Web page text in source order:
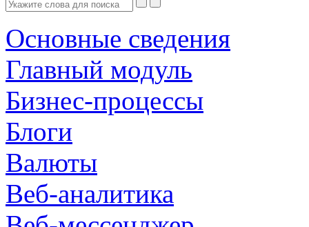
Основные сведения
Главный модуль
Бизнес-процессы
Блоги
Валюты
Веб-аналитика